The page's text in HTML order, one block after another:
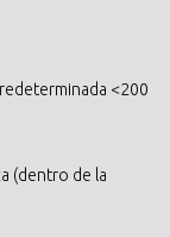
<200
(dentro de la